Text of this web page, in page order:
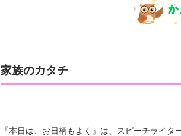
家族のカタチ
『本日は、お日柄もよく』は、スピーチライ